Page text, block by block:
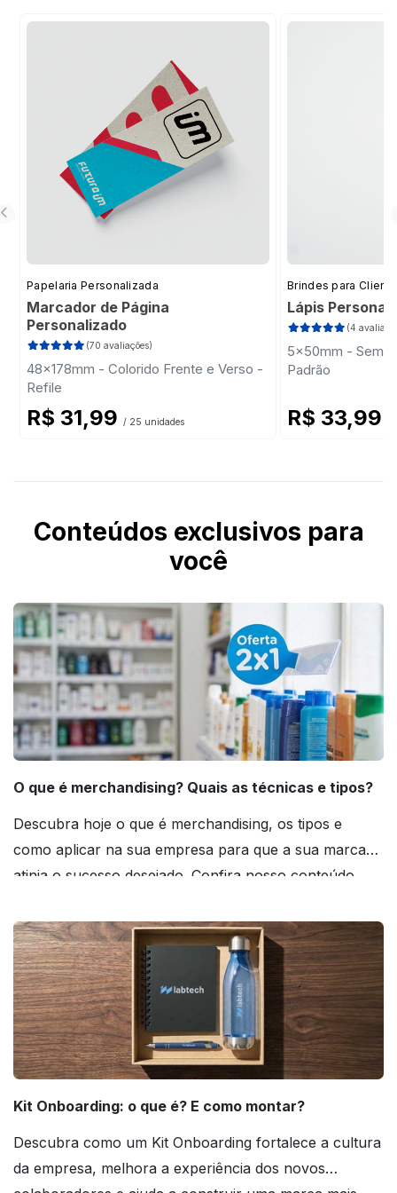
Papelaria Personalizada
Marcador de Página
Personalizado
(70 avaliações)
48x178mm - Colorido Frente e Verso -
Refile
R$ 31,99 / 25 unidades
Brindes para
Lápis
(4
5x50mm - Sem
Padrão
R$ 33,99
Conteúdos exclusivos para
você
O que é merchandising? Quais as técnicas e tipos?
Descubra hoje o que é merchandising, os tipos e
como aplicar na sua empresa para que a sua marca
atinja o sucesso desejado. Confira nosso conteúdo
Kit Onboarding: o que é? E como montar?
Descubra como um Kit Onboarding fortalece a cultura
da empresa, melhora a experiência dos novos